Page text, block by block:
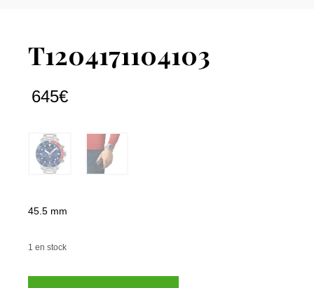
T1204171104103
645€
45.5 mm
1 en stock